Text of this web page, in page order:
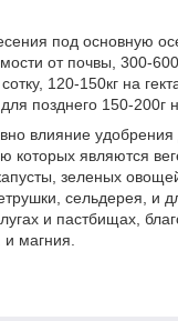
под основную
от почвы, 300-
120-150кг на
позднего 150-200г
влияние удобрения
которых являются
зеленых
сельдерея, и
и пастбищах,
магния.